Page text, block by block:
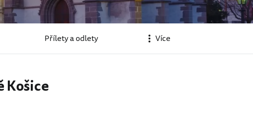
Přílety a odlety Více
Košice